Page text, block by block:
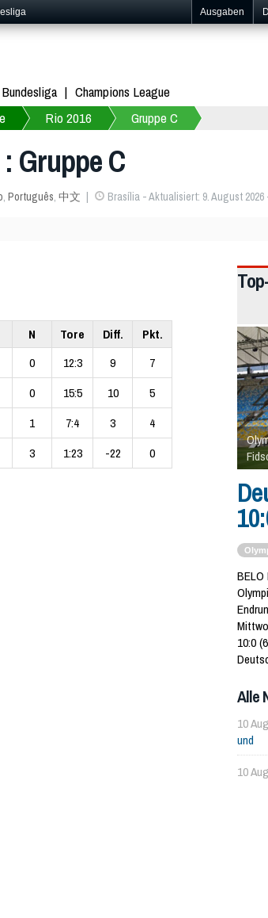
Ausgaben
Champions League
Rio 2016 Gruppe C
Gruppe C
, Português, 中文 Brasília - Aktualisiert: 9. August 2026
N Tore Diff.
Pkt.
0 12:3 9
7
0 15:5 10
5
1 7:4 3
4
3 1:23 -22 0
10:0
Alle
10
und
10